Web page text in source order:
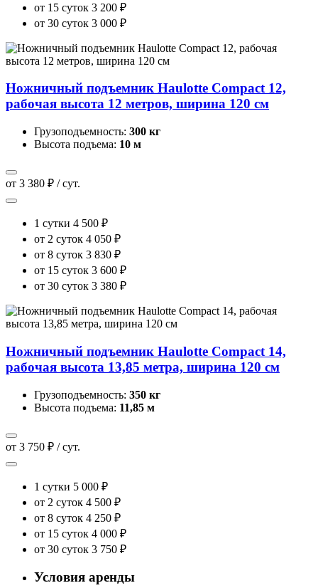
от 15 суток 3 200 ₽
от 30 суток 3 000 ₽
Ножничный подъемник Haulotte Compact 12,
рабочая высота 12 метров, ширина 120 см
Грузоподъемность: 300 кг
Высота подъема: 10 м
от 3 380 ₽ / сут.
1 сутки 4 500 ₽
от 2 суток 4 050 ₽
от 8 суток 3 830 ₽
от 15 суток 3 600 ₽
от 30 суток 3 380 ₽
Ножничный подъемник Haulotte Compact 14,
рабочая высота 13,85 метра, ширина 120 см
Грузоподъемность: 350 кг
Высота подъема: 11,85 м
от 3 750 ₽ / сут.
1 сутки 5 000 ₽
от 2 суток 4 500 ₽
от 8 суток 4 250 ₽
от 15 суток 4 000 ₽
от 30 суток 3 750 ₽
Условия аренды